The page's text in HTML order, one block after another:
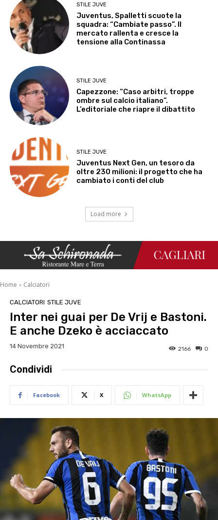
STILE JUVE
Juventus, Spalletti scuote la
squadra: “Cambiate passo”. Il
mercato rallenta e cresce la
tensione alla Continassa
STILE JUVE
Capezzone: “Caso arbitri, troppe
ombre sul calcio italiano”.
L’editoriale che riapre il dibattito
STILE JUVE
Juventus Next Gen, un tesoro da
oltre 230 milioni: il progetto che ha
cambiato i conti del club
Load more